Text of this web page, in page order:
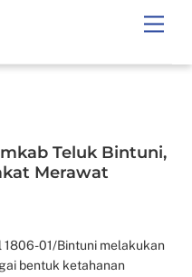
Teluk Bintuni,
Merawat
1806-01/Bintuni melakukan
bentuk ketahanan